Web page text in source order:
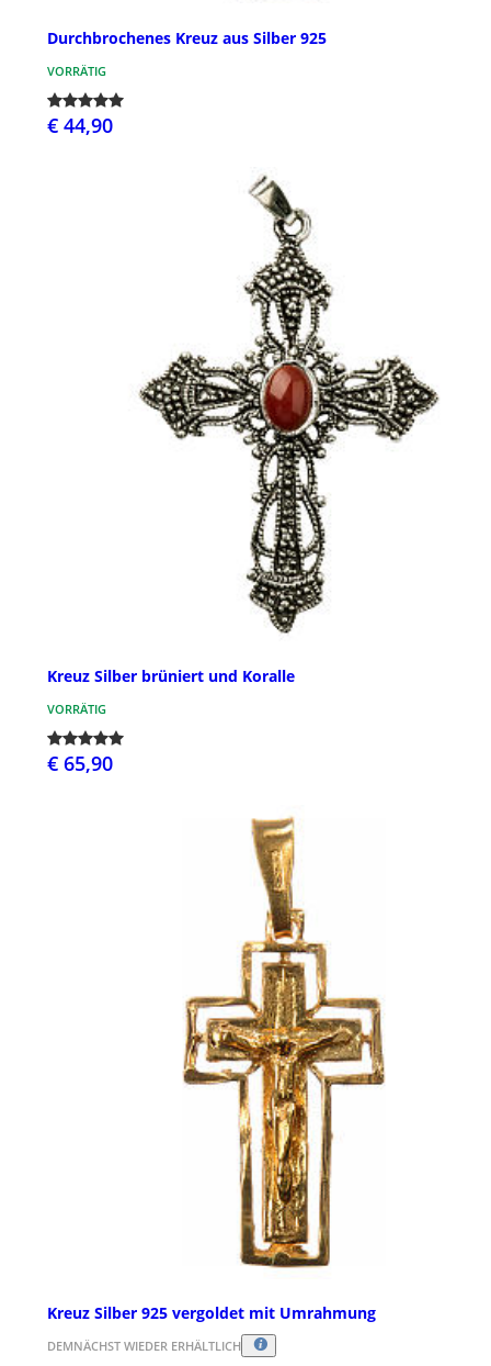
Durchbrochenes Kreuz aus Silber 925
VORRÄTIG
€ 44,90
Kreuz Silber brüniert und Koralle
VORRÄTIG
€ 65,90
Kreuz Silber 925 vergoldet mit Umrahmung
DEMNÄCHST WIEDER ERHÄLTLICH